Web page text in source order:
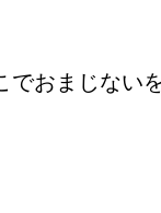
でおまじない